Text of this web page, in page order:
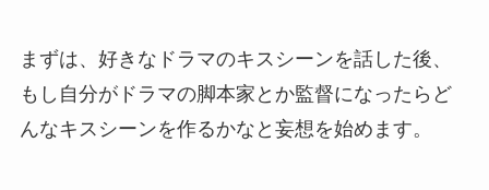
まずは、好きなドラマのキスシーンを話した後、
もし自分がドラマの脚本家とか監督になったらど
んなキスシーンを作るかなと妄想を始めます。